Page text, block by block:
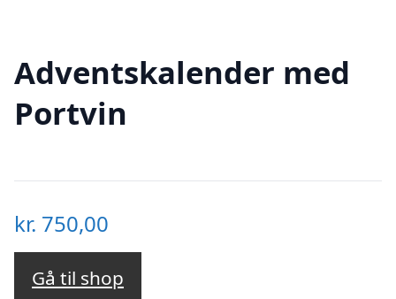
Adventskalender med
Portvin
kr. 750,00
Gå til shop